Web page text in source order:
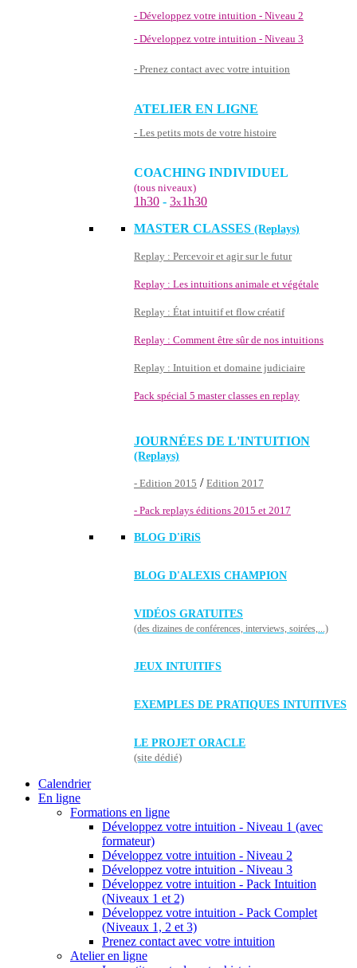
- Développez votre intuition - Niveau 2
- Développez votre intuition - Niveau 3
- Prenez contact avec votre intuition
ATELIER EN LIGNE
- Les petits mots de votre histoire
COACHING INDIVIDUEL
(tous niveaux)
1h30 - 3x1h30
MASTER CLASSES (Replays)
Replay : Percevoir et agir sur le futur
Replay : Les intuitions animale et végétale
Replay : État intuitif et flow créatif
Replay : Comment être sûr de nos intuitions
Replay : Intuition et domaine judiciaire
Pack spécial 5 master classes en replay
JOURNÉES DE L'INTUITION
(Replays)
- Edition 2015 / Edition 2017
- Pack replays éditions 2015 et 2017
BLOG D'iRiS
BLOG D'ALEXIS CHAMPION
VIDÉOS GRATUITES
(des dizaines de conférences, interviews, soirées,...)
JEUX INTUITIFS
EXEMPLES DE PRATIQUES INTUITIVES
LE PROJET ORACLE
(site dédié)
Calendrier
En ligne
Formations en ligne
Développez votre intuition - Niveau 1 (avec
formateur)
Développez votre intuition - Niveau 2
Développez votre intuition - Niveau 3
Développez votre intuition - Pack Intuition
(Niveaux 1 et 2)
Développez votre intuition - Pack Complet
(Niveaux 1, 2 et 3)
Prenez contact avec votre intuition
Atelier en ligne